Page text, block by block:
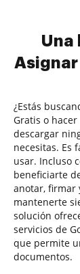
Una
¿Estás
Gratis o
descargar
necesitas. Es
usar. Incluso
beneficiarte
anotar, firmar
mantenerte
solución
servicios de
que permite
documentos.